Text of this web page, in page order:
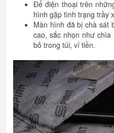
Để điện thoại trên
hình gặp tình trạng trầy
Màn hình đã bị chà sát
cao, sắc nhọn như
bỏ trong túi, ví tiền.